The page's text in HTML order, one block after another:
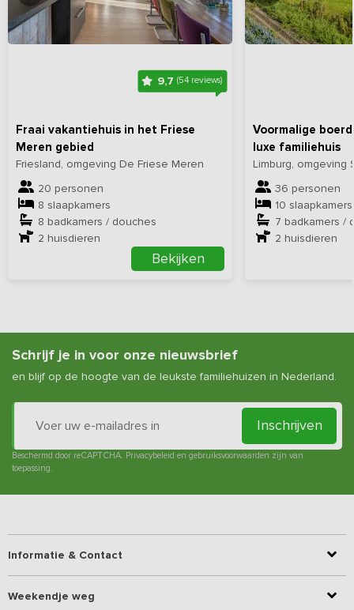
9,7(54 reviews)
Fraai vakantiehuis in het Friese
Meren gebied
Friesland, omgeving De Friese Meren
20 personen
8 slaapkamers
8 badkamers / douches
2 huisdieren
Bekijken
Bekijkhieralle foto's
Voormalige
luxe familiehuis
Limburg, omgeving
36 personen
10 slaapkamers
7 badkamers /
2 huisdieren
Bekijk
Schrijf je in voor onze nieuwsbrief
en blijf op de hoogte van de leukste familiehuizen in Nederland.
Inschrijven
Beschermd door reCAPTCHA. Privacybeleid en gebruiksvoorwaarden zijn van
toepassing.
Informatie & Contact
Weekendje weg